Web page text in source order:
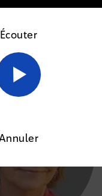
de cookies afin
Écouter